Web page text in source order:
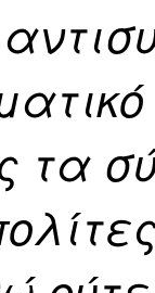
τα